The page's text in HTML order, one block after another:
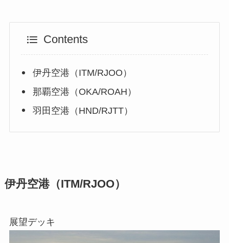
Contents
伊丹空港（ITM/RJOO）
那覇空港（OKA/ROAH）
羽田空港（HND/RJTT）
伊丹空港（ITM/RJOO）
展望デッキ